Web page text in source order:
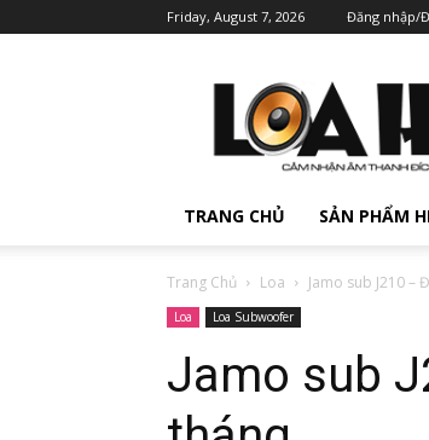
Friday, August 7, 2026 Đăng nhập/
TRANG CHỦ SẢN PHẨM
Trang Chủ Loa Jamo sub J210 –
Loa Loa Subwoofer
Jamo sub